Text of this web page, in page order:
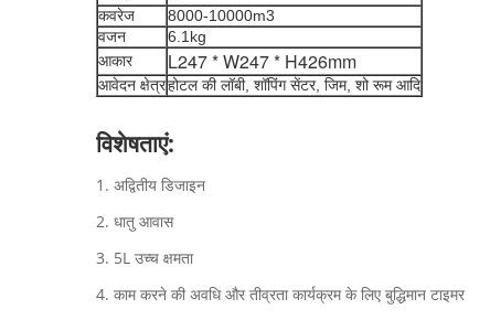
कवरेज
8000-10000m3
वजन
6.1kg
आकार
L247 * W247 * H426mm
आवेदन क्षेत्रहोटल की लॉबी, शॉपिंग सेंटर, जिम, शो रूम आदि
विशेषताएं:
1. अद्वितीय डिजाइन
2. धातु आवास
3. 5L उच्च क्षमता
4. काम करने की अवधि और तीव्रता कार्यक्रम के लिए बुद्धिमान टाइमर